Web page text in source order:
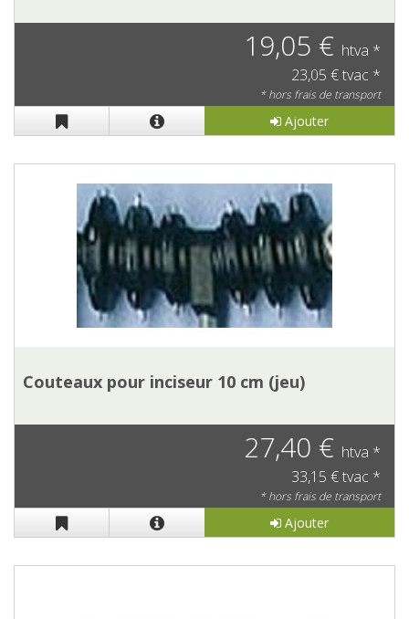
19,05 € htva *
23,05 € tvac *
* hors frais de transport
Ajouter
Couteaux pour inciseur 10 cm (jeu)
27,40 € htva *
33,15 € tvac *
* hors frais de transport
Ajouter